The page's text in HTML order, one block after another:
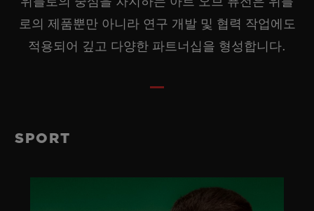
로의 제품뿐만 아니라 연구 개발 및 협력 작업에도
적용되어 깊고 다양한 파트너십을 형성합니다.
SPORT